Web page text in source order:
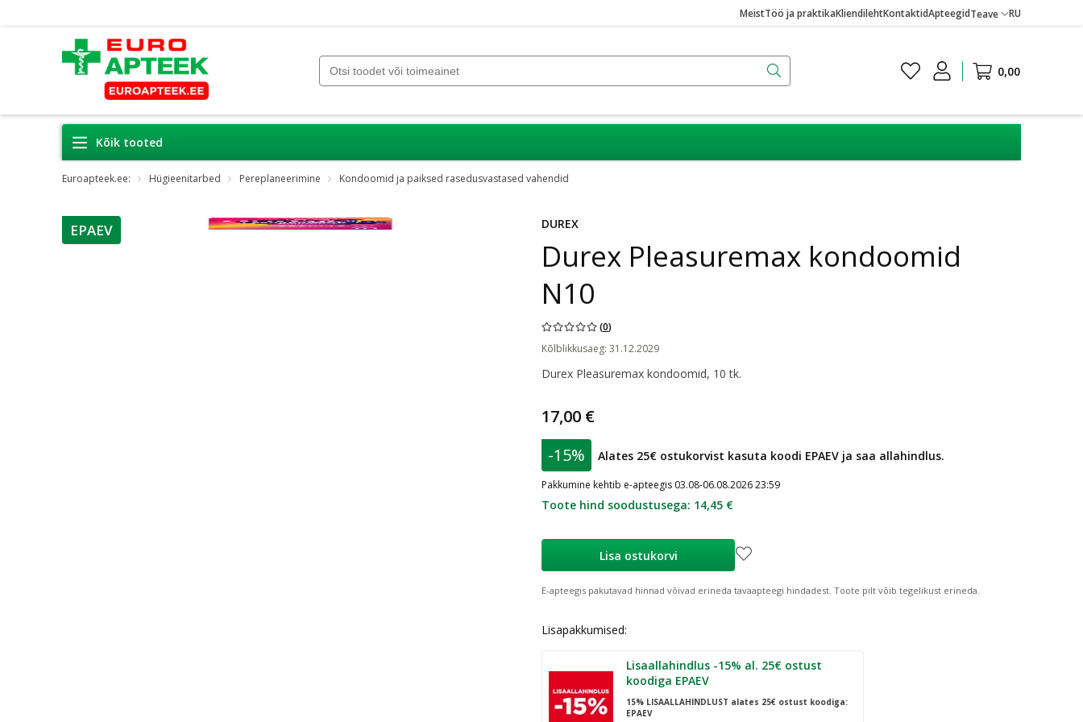
MeistTöö ja praktikaKliendilehtKontaktidApteegidTeave RU
0,00
Kõik tooted
Euroapteek.ee: Hügieenitarbed Pereplaneerimine Kondoomid ja paiksed rasedusvastased vahendid
nõuanne
EPAEV DUREX
Durex Pleasuremax kondoomid
N10
(0)
Kõlblikkusaeg: 31.12.2029
Durex Pleasuremax kondoomid, 10 tk.
17,00 €
-15%
Alates 25€ ostukorvist kasuta koodi EPAEV ja saa allahindlus.
Pakkumine kehtib e-apteegis 03.08-06.08.2026 23:59
Toote hind soodustusega: 14,45 €
Lisa ostukorvi
E-apteegis pakutavad hinnad võivad erineda tavaapteegi hindadest. Toote pilt võib tegelikust erineda.
Lisapakkumised:
Lisaallahindlus -15% al. 25€ ostust
koodiga EPAEV
15% LISAALLAHINDLUST alates 25€ ostust koodiga:
EPAEV